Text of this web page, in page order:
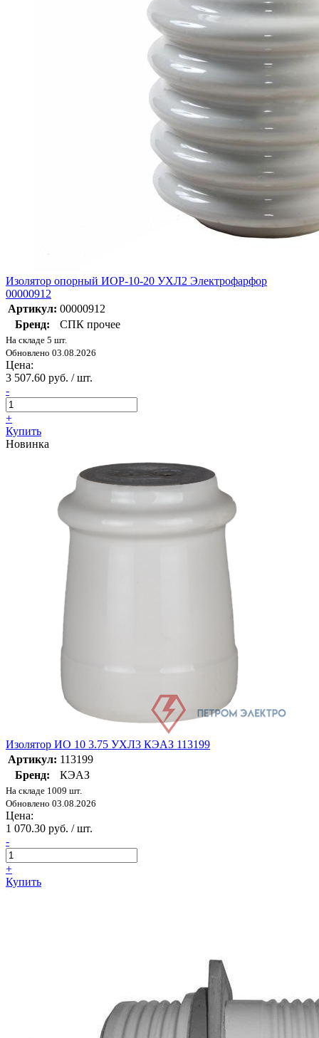
Изолятор опорный ИОР-10-20 УХЛ2 Электрофарфор
00000912
Артикул: 00000912
Бренд:
СПК прочее
На складе 5 шт.
Обновлено 03.08.2026
Цена:
3 507.60 руб. / шт.
-
+
Купить
Новинка
Изолятор ИО 10 3.75 УХЛ3 КЭАЗ 113199
Артикул: 113199
Бренд:
КЭАЗ
На складе 1009 шт.
Обновлено 03.08.2026
Цена:
1 070.30 руб. / шт.
-
+
Купить